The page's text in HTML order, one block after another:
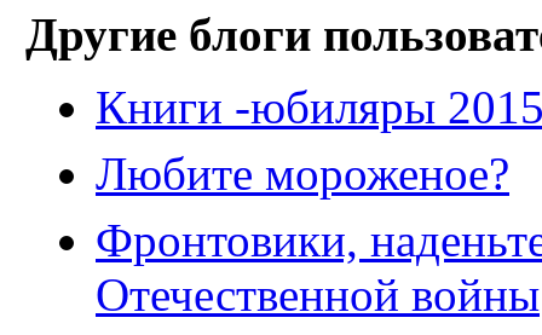
Другие блоги
Книги -юбиляры
Любите мороженое?
Фронтовики,
Отечественной войны